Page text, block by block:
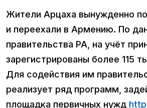
Жители Арцаха вынужденно
и переехали в Армению. По
правительства РА, на учёт
зарегистрированы более 115
Для содействия им
реализует ряд программ,
площадка первичных нужд